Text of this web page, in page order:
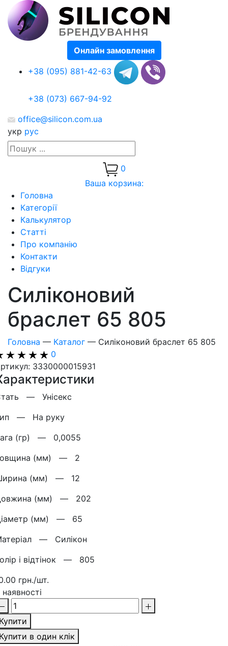
Онлайн замовлення
+38 (095) 881-42-63
+38 (073) 667-94-92
office@silicon.com.ua
укр рус
0
Ваша корзина:
Головна
Категорії
Калькулятор
Статті
Про компанію
Контакти
Відгуки
Силіконовий
браслет 65 805
Головна — Каталог — Силіконовий браслет 65 805
0
3330000015931
— Унісекс
— На руку
(гр) — 0,0055
(мм) — 2
(мм) — 12
(мм) — 202
(мм) — 65
— Силікон
і відтінок — 805
грн./шт.
в один клік